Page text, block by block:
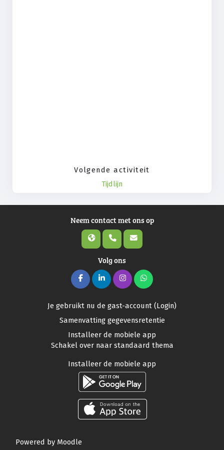
Volgende activiteit
Tijdlijn
Neem contact met ons op
Volg ons
Je gebruikt nu de gast-account (Login)
Samenvatting gegevensretentie
Installeer de mobiele app
Schakel over naar standaard thema
Installeer de mobiele app
Powered by Moodle